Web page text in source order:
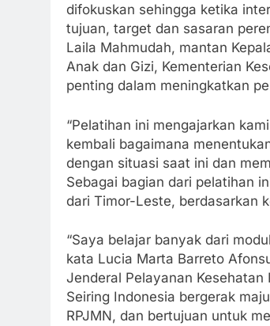
difokuskan sehingga ketika
tujuan, target dan sasaran
Laila Mahmudah, mantan
Anak dan Gizi, Kementerian
penting dalam meningkatkan
“Pelatihan ini mengajarkan
kembali bagaimana
dengan situasi saat ini dan
Sebagai bagian dari pelatihan
dari Timor-Leste, berdasarkan
“Saya belajar banyak dari
kata Lucia Marta Barreto
Jenderal Pelayanan
Seiring Indonesia bergerak
RPJMN, dan bertujuan untuk